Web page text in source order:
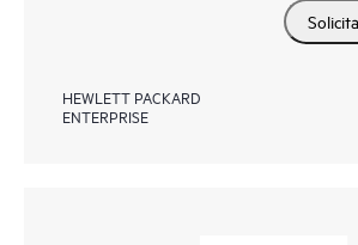
HEWLETT PACKARD
ENTERPRISE